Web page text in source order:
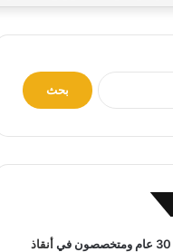
ح
أنقاذ